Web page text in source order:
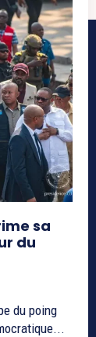
sa
du
du poing